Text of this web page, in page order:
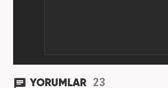
YORUMLAR 23